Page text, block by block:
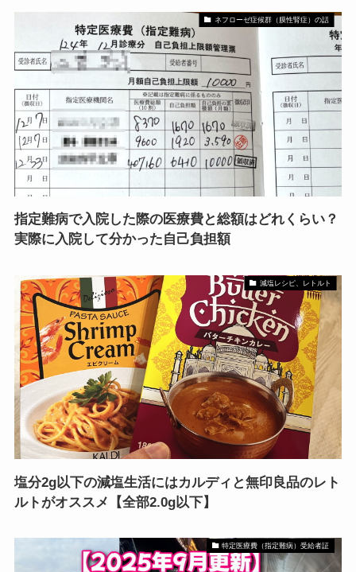
ネフローゼ症候群（膜性腎症）の話
指定難病で入院した際の医療費と総額はどれくらい？
実際に入院して分かった自己負担額
減塩レシピ、レトルト
塩分2g以下の減塩生活にはカルディと無印良品のレト
ルトがオススメ【全部2.0g以下】
特定医療費（指定難病）受給者証